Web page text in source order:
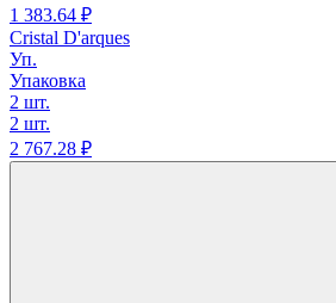
1 383.64 ₽
Cristal D'arques
Уп.
Упаковка
2 шт.
2 шт.
2 767.28 ₽